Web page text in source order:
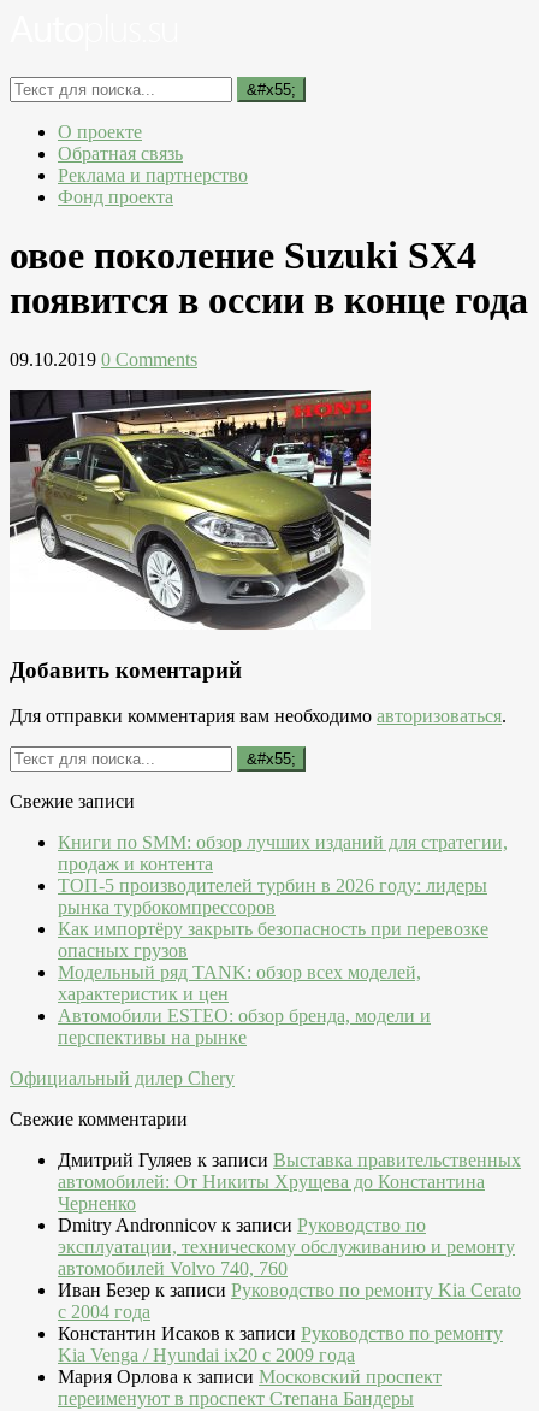
О проекте
Обратная связь
Реклама и партнерство
Фонд проекта
овое поколение Suzuki SX4
появится в оссии в конце года
09.10.2019 0 Comments
Добавить коментарий
Для отправки комментария вам необходимо авторизоваться.
Свежие записи
Книги по SMM: обзор лучших изданий для стратегии,
продаж и контента
ТОП-5 производителей турбин в 2026 году: лидеры
рынка турбокомпрессоров
Как импортёру закрыть безопасность при перевозке
опасных грузов
Модельный ряд TANK: обзор всех моделей,
характеристик и цен
Автомобили ESTEO: обзор бренда, модели и
перспективы на рынке
Официальный дилер Chery
Свежие комментарии
Дмитрий Гуляев к записи Выставка правительственных
автомобилей: От Никиты Хрущева до Константина
Черненко
Dmitry Andronnicov к записи Руководство по
эксплуатации, техническому обслуживанию и ремонту
автомобилей Volvo 740, 760
Иван Безер к записи Руководство по ремонту Kia Cerato
c 2004 года
Константин Исаков к записи Руководство по ремонту
Kia Venga / Hyundai ix20 c 2009 года
Мария Орлова к записи Московский проспект
переименуют в проспект Степана Бандеры